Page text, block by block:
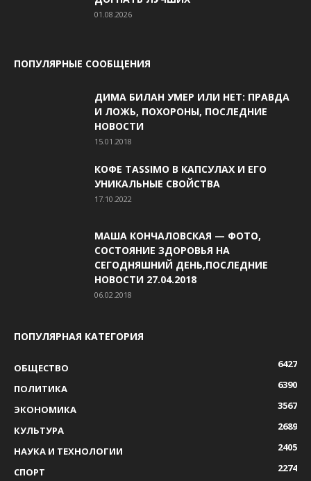
01.08.2026
ПОПУЛЯРНЫЕ СООБЩЕНИЯ
ДИМА БИЛАН УМЕР ИЛИ НЕТ: ПРАВДА
И ЛОЖЬ, ПОХОРОНЫ, ПОСЛЕДНИЕ
НОВОСТИ
15.01.2018
КОФЕ TASSIMO В КАПСУЛАХ И ЕГО
УНИКАЛЬНЫЕ СВОЙСТВА
17.10.2022
МАША КОНЧАЛОВСКАЯ — ФОТО,
СОСТОЯНИЕ ЗДОРОВЬЯ НА
СЕГОДНЯШНИЙ ДЕНЬ,ПОСЛЕДНИЕ
НОВОСТИ 27.04.2018
06.02.2018
ПОПУЛЯРНАЯ КАТЕГОРИЯ
ОБЩЕСТВО
6427
ПОЛИТИКА
6390
ЭКОНОМИКА
3567
КУЛЬТУРА
2689
НАУКА И ТЕХНОЛОГИИ
2405
СПОРТ
2274